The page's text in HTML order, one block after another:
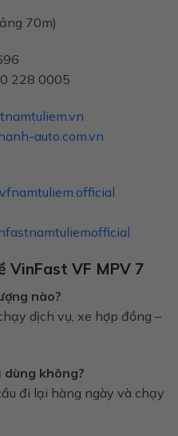
70m)
228 0005
auto.com.vn
VinFast VF MPV 7
nào?
dịch vụ, xe hợp đồng –
dùng không?
đi lại hàng ngày và chạy